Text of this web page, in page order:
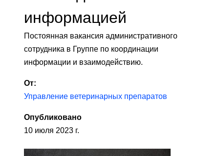
информацией
Постоянная вакансия административного
сотрудника в Группе по координации
информации и взаимодействию.
От:
Управление ветеринарных препаратов
Опубликовано
10 июля 2023 г.